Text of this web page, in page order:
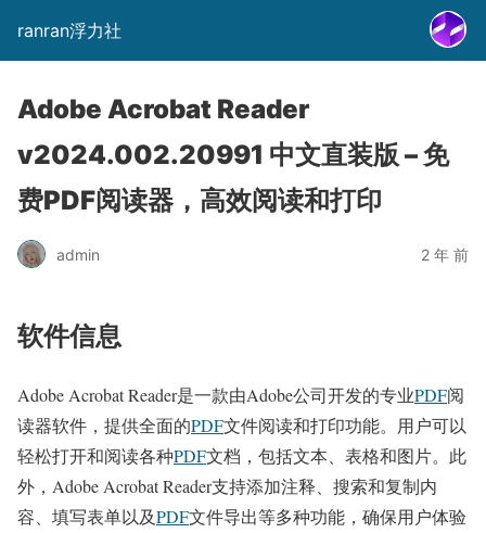
ranran浮力社
Adobe Acrobat Reader
v2024.002.20991 中文直装版 – 免
费PDF阅读器，高效阅读和打印
admin 2 年 前
软件信息
Adobe Acrobat Reader是一款由Adobe公司开发的专业PDF阅
读器软件，提供全面的PDF文件阅读和打印功能。用户可以
轻松打开和阅读各种PDF文档，包括文本、表格和图片。此
外，Adobe Acrobat Reader支持添加注释、搜索和复制内
容、填写表单以及PDF文件导出等多种功能，确保用户体验